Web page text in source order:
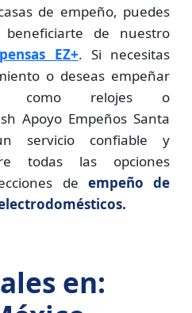
de empeño, puedes
de nuestro
EZ+. Si necesitas
o deseas empeñar
como relojes o
Apoyo Empeños Santa
servicio confiable y
todas las opciones
de empeño de
en: